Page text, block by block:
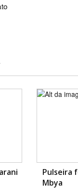
Pulseira
Mbya